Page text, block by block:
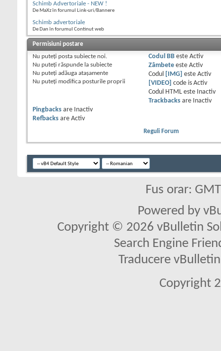
Schimb Advertoriale - NEW !
De MaXz în forumul Link-uri/Bannere
Schimb advertoriale
De Dan în forumul Continut web
Permisiuni postare
Nu puteţi posta subiecte noi.
Nu puteţi răspunde la subiecte
Nu puteţi adăuga ataşamente
Nu puteţi modifica posturile proprii
Codul BBeste Activ
Zâmbeteeste Activ
Codul
[IMG] este Activ
[VIDEO]
code is Activ
Codul HTML este
Inactiv
Trackbacksare
Inactiv
Pingbacks are
Inactiv
Refbacks are Activ
Reguli Forum
Fus orar:
Powered by
Copyright © 2026 vBulletin
Search Engine
Traducere
Copyright